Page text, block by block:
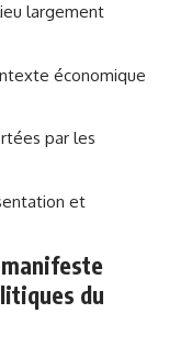
largement
économique
par les
et
du